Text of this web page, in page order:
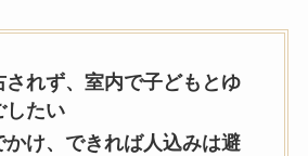
されず、室内で子どもとゆ
したい
かけ、できれば人込みは避